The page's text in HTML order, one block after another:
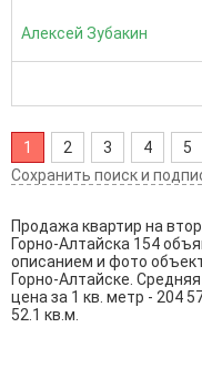
Алексей Зубакин
1 2 3 4 5
Сохранить поиск и
Продажа квартир на
Горно-Алтайска 154
описанием и фото
Горно-Алтайске.
цена за 1 кв. метр - 204
52.1 кв.м.